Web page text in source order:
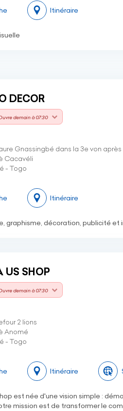
Itinéraire
DECOR
demain à 07:30
Gnassingbé dans la 3e von
Cacavéli
- Togo
Itinéraire
graphisme, décoration, publicité et
US SHOP
demain à 07:30
2 lions
Anomé
- Togo
Itinéraire
est née d'une vision simple :
mission est de transformer le